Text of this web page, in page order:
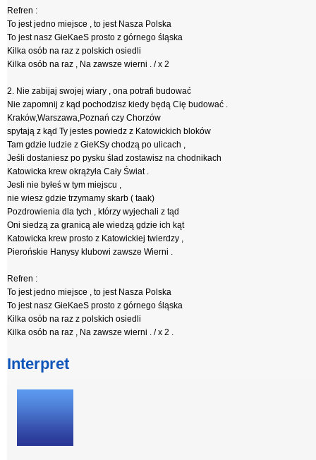
Refren :
To jest jedno miejsce , to jest Nasza Polska
To jest nasz GieKaeS prosto z górnego śląska
Kilka osób na raz z polskich osiedli
Kilka osób na raz , Na zawsze wierni . / x 2
2. Nie zabijaj swojej wiary , ona potrafi budować
Nie zapomnij z kąd pochodzisz kiedy będą Cię budować .
Kraków,Warszawa,Poznań czy Chorzów
spytają z kąd Ty jestes powiedz z Katowickich bloków
Tam gdzie ludzie z GieKSy chodzą po ulicach ,
Jeśli dostaniesz po pysku ślad zostawisz na chodnikach
Katowicka krew okrążyła Cały Świat .
Jesli nie byłeś w tym miejscu ,
nie wiesz gdzie trzymamy skarb ( taak)
Pozdrowienia dla tych , którzy wyjechali z tąd
Oni siedzą za granicą ale wiedzą gdzie ich kąt
Katowicka krew prosto z Katowickiej twierdzy ,
Pierońskie Hanysy klubowi zawsze Wierni .
Refren :
To jest jedno miejsce , to jest Nasza Polska
To jest nasz GieKaeS prosto z górnego śląska
Kilka osób na raz z polskich osiedli
Kilka osób na raz , Na zawsze wierni . / x 2 .
Interpret